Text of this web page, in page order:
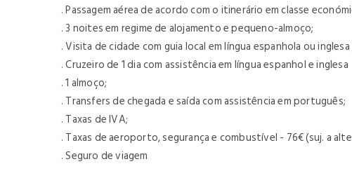
. Passagem aérea de acordo com o itinerário em classe
. 3 noites em regime de alojamento e pequeno-almoço;
. Visita de cidade com guia local em língua espanhola ou
. Cruzeiro de 1 dia com assistência em língua espanhol e inglesa
. 1 almoço;
. Transfers de chegada e saída com assistência em português;
. Taxas de IVA;
. Taxas de aeroporto, segurança e combustível - 76€ (suj. a
. Seguro de viagem